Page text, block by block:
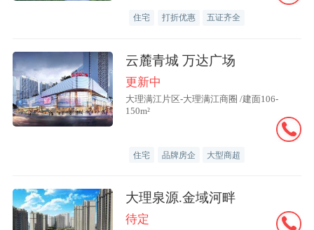
化，北京和上海新房上涨，显示出这两个
城市的房地产市场仍有一定的支撑因素。
尤其是上海一二手房整体热度仍出现微
涨，4 月上海新房市场在高端改善项目带
动下呈现热度持续上涨。这一方面得益于
也与其强化核心区域新房供给有一定关
系。”58安居客研究院院长张波认为。
住宅 打折优惠 五证齐全
云麓青城 万达广场
更新中
大理满江片区-大理满江商圈 /建面106-
150m²
住宅 品牌房企 大型商超
大理泉源.金域河畔
待定